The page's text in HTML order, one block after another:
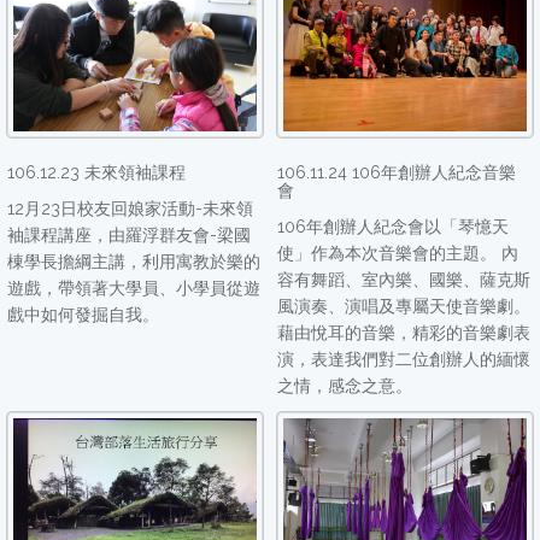
106.12.23 未來領袖課程
12月23日校友回娘家活動-未來領
袖課程講座，由羅浮群友會-梁國
棟學長擔綱主講，利用寓教於樂的
遊戲，帶領著大學員、小學員從遊
戲中如何發掘自我。
106.11.24 106年創辦人紀念音樂
會
106年創辦人紀念會以「琴憶天
使」作為本次音樂會的主題。 內
容有舞蹈、室內樂、國樂、薩克斯
風演奏、演唱及專屬天使音樂劇。
藉由悅耳的音樂，精彩的音樂劇表
演，表達我們對二位創辦人的緬懷
之情，感念之意。